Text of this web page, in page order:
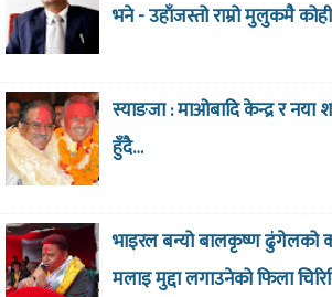
भने - उहाँजस्तो राम्रो मुलुकमै
स्याङजा : माओबादि केन्द्र र नया
हुँदै…
भाइरल बन्यो बालकृष्ण ढुंगेलको
मलाइ मुद्दा लगाउनेको फिला